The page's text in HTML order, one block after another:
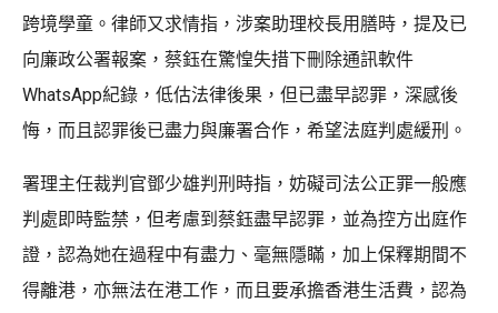
跨境學童。律師又求情指，涉案助理校長用膳時，提及已
向廉政公署報案，蔡鈺在驚惶失措下刪除通訊軟件
WhatsApp紀錄，低估法律後果，但已盡早認罪，深感後
悔，而且認罪後已盡力與廉署合作，希望法庭判處緩刑。
署理主任裁判官鄧少雄判刑時指，妨礙司法公正罪一般應
判處即時監禁，但考慮到蔡鈺盡早認罪，並為控方出庭作
證，認為她在過程中有盡力、毫無隱瞞，加上保釋期間不
得離港，亦無法在港工作，而且要承擔香港生活費，認為